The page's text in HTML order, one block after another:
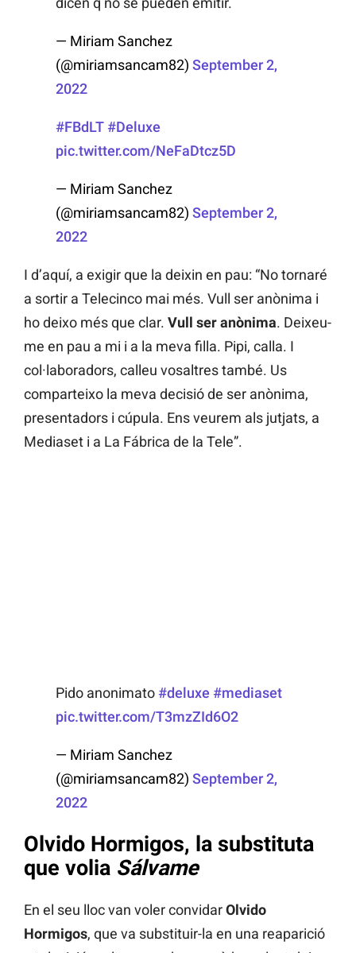
— Miriam Sanchez
(@miriamsancam82) September 2,
2022
#FBdLT#Deluxe
pic.twitter.com/NeFaDtcz5D
— Miriam Sanchez
(@miriamsancam82) September 2,
2022
I d’aquí, a exigir que la deixin en pau: “No tornaré
a sortir a Telecinco mai més. Vull ser anònima i
ho deixo més que clar. Vull ser anònima. Deixeu-
me en pau a mi i a la meva filla. Pipi, calla. I
col·laboradors, calleu vosaltres també. Us
comparteixo la meva decisió de ser anònima,
presentadors i cúpula. Ens veurem als jutjats, a
Mediaset i a La Fábrica de la Tele”.
Pido anonimato#deluxe #mediaset
pic.twitter.com/T3mzZId6O2
— Miriam Sanchez
(@miriamsancam82) September 2,
2022
Olvido Hormigos, la substituta
que volia Sálvame
En el seu lloc van voler convidarOlvido
Hormigos, que va substituir-la en una reaparició